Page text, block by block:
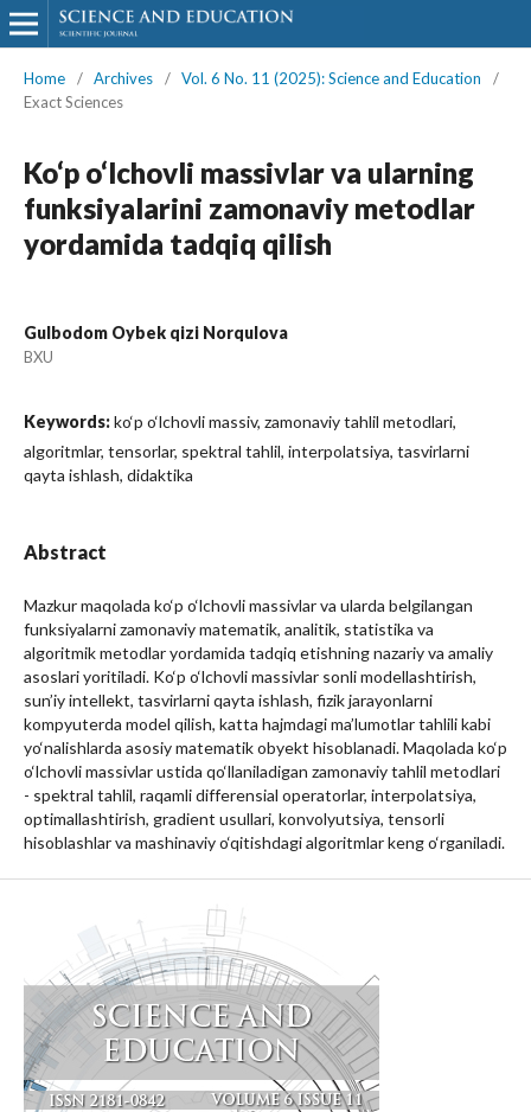
Home / Archives / Vol. 6 No. 11 (2025): Science and Education
/
Exact Sciences
Ko‘p o‘lchovli massivlar va ularning
funksiyalarini zamonaviy metodlar
yordamida tadqiq qilish
Gulbodom Oybek qizi Norqulova
BXU
Keywords:ko‘p o‘lchovli massiv, zamonaviy tahlil metodlari,
algoritmlar, tensorlar, spektral tahlil, interpolatsiya, tasvirlarni
qayta ishlash, didaktika
Abstract
Mazkur maqolada ko‘p o‘lchovli massivlar va ularda belgilangan
funksiyalarni zamonaviy matematik, analitik, statistika va
algoritmik metodlar yordamida tadqiq etishning nazariy va amaliy
asoslari yoritiladi. Ko‘p o‘lchovli massivlar sonli modellashtirish,
sun’iy intellekt, tasvirlarni qayta ishlash, fizik jarayonlarni
kompyuterda model qilish, katta hajmdagi ma’lumotlar tahlili kabi
yo‘nalishlarda asosiy matematik obyekt hisoblanadi. Maqolada ko‘p
o‘lchovli massivlar ustida qo‘llaniladigan zamonaviy tahlil metodlari
- spektral tahlil, raqamli differensial operatorlar, interpolatsiya,
optimallashtirish, gradient usullari, konvolyutsiya, tensorli
hisoblashlar va mashinaviy o‘qitishdagi algoritmlar keng o‘rganiladi.